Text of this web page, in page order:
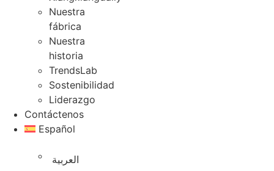
Nuestra
fábrica
Nuestra
historia
TrendsLab
Sostenibilidad
Liderazgo
Contáctenos
Español
العربية